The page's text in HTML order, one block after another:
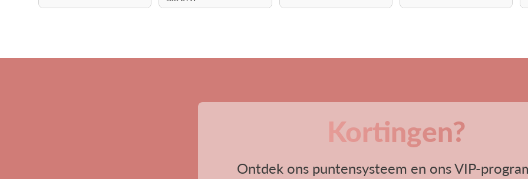
Wax, 1-Hydroxycyclohexyl
Kortingen?
Ontdek ons puntensysteem en ons VIP-